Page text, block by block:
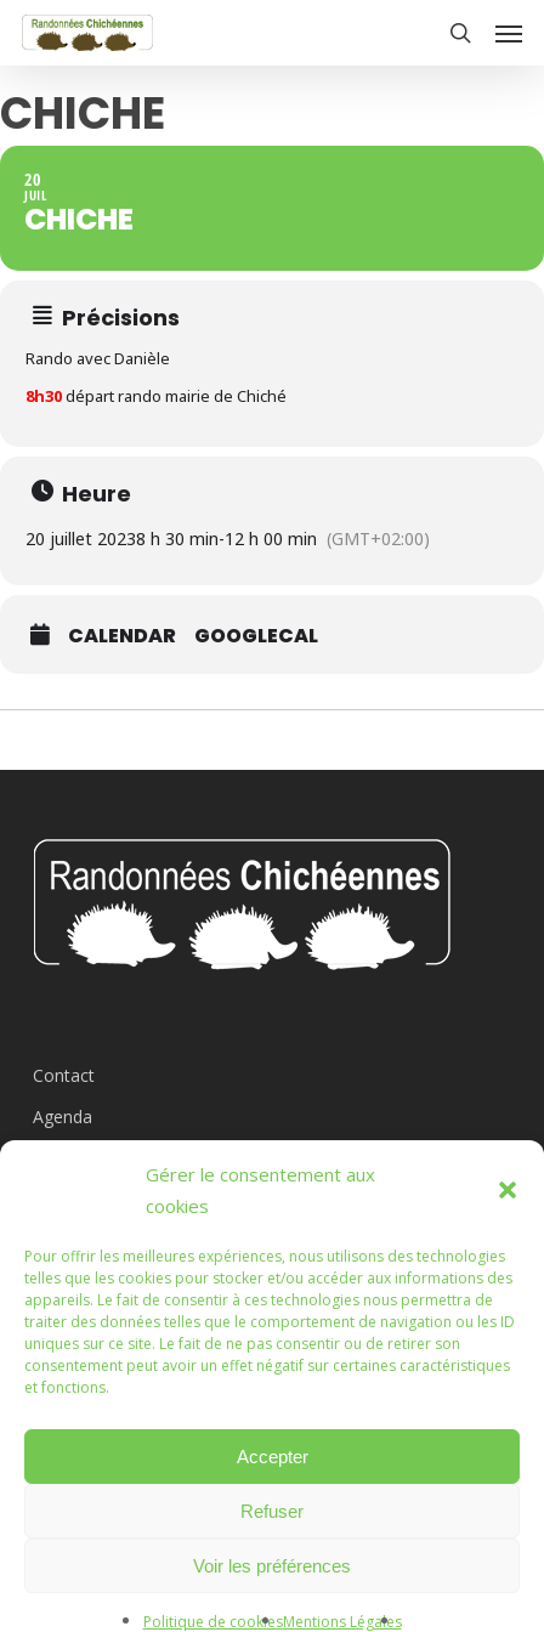
Gérer le consentement aux
cookies
Pour offrir les meilleures expériences, nous utilisons des technologies
telles que les cookies pour stocker et/ou accéder aux informations des
appareils. Le fait de consentir à ces technologies nous permettra de
traiter des données telles que le comportement de navigation ou les ID
uniques sur ce site. Le fait de ne pas consentir ou de retirer son
consentement peut avoir un effet négatif sur certaines caractéristiques
et fonctions.
Accepter
Refuser
Voir les préférences
Politique de cookiesMentions Légales
Skip
content
CHICHE
20
JUIL
CHICHE
Précisions
Rando avec Danièle
8h30départ rando mairie de Chiché
Heure
20 juillet 20238 h 30 min-12 h 00 min (GMT+02:00)
CALENDAR GOOGLECAL
Contact
Agenda
Les Randonnées Chichéennes
Que les marches que vous ferez, ou que nous ferons
ensemble, soient l'occasion d'échanges enrichissants.
© 2026 Randonnées Chichéennes.Mentions légales